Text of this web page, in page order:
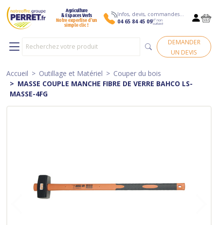
Agriculture
& Espaces Verts
Notre expertise d’un
simple clic !
Infos, devis, commandes…
04 65 84 45 09N° non
surtaxé
DEMANDER
UN DEVIS
Accueil Outillage et Matériel
Couper du bois
MASSE COUPLE MANCHE FIBRE DE VERRE BAHCO LS-
MASSE-4FG